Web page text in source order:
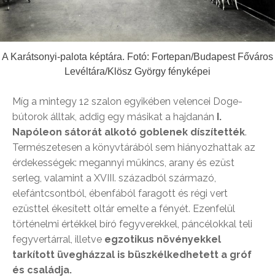
A Karátsonyi-palota képtára. Fotó: Fortepan/Budapest Főváros
Levéltára/Klösz György fényképei
Míg a mintegy 12 szalon egyikében velencei Doge-
bútorok álltak, addig egy másikat a hajdanán I.
Napóleon sátorát alkotó goblenek díszítették.
Természetesen a könyvtárából sem hiányozhattak az
érdekességek: megannyi műkincs, arany és ezüst
serleg, valamint a XVIII. századból származó,
elefántcsontból, ébenfából faragott és régi vert
ezüsttel ékesített oltár emelte a fényét. Ezenfelül
történelmi értékkel bíró fegyverekkel, páncélokkal teli
fegyvertárral, illetve egzotikus növényekkel
tarkított üvegházzal is büszkélkedhetett a gróf
és családja.